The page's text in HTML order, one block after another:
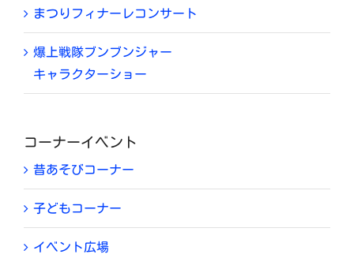
まつりフィナーレコンサート
爆上戦隊ブンブンジャー
キャラクターショー
コーナーイベント
昔あそびコーナー
子どもコーナー
イベント広場